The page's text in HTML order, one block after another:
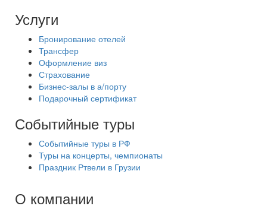
Услуги
Бронирование отелей
Трансфер
Оформление виз
Страхование
Бизнес-залы в а/порту
Подарочный сертификат
Событийные туры
Событийные туры в РФ
Туры на концерты, чемпионаты
Праздник Ртвели в Грузии
О компании